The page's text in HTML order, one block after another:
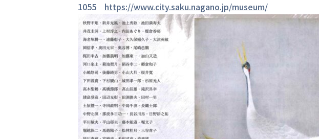
1055 https://www.city.saku.nagano.jp/museum/